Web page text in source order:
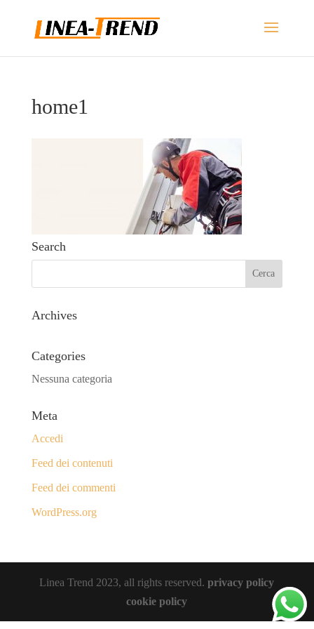
home1
Search
Archives
Categories
Nessuna categoria
Meta
Accedi
Feed dei contenuti
Feed dei commenti
WordPress.org
Linea Trend 2023, all rights reserved.privacy policy
cookie policy